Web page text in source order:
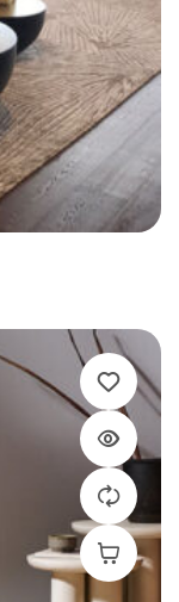
Leer Más